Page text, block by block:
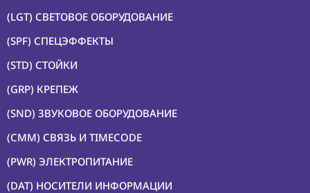
(LGT) СВЕТОВОЕ ОБОРУДОВАНИЕ
(SPF) СПЕЦЭФФЕКТЫ
(STD) СТОЙКИ
(GRP) КРЕПЕЖ
(SND) ЗВУКОВОЕ ОБОРУДОВАНИЕ
(CMM) СВЯЗЬ И TIMECODE
(PWR) ЭЛЕКТРОПИТАНИЕ
(DAT) НОСИТЕЛИ ИНФОРМАЦИИ